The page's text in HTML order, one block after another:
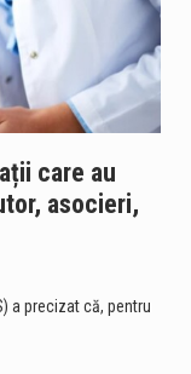
care au
asocieri,
a precizat că, pentru